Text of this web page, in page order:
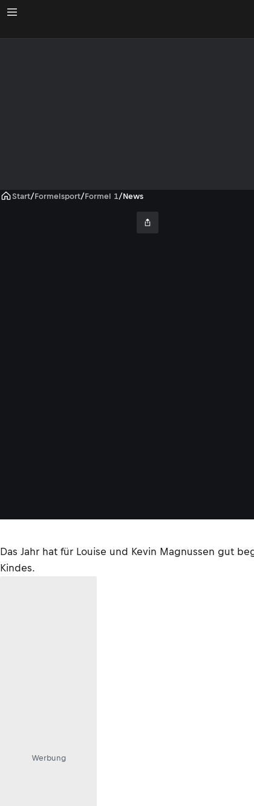
Start/Formelsport/Formel 1/News
Das Jahr hat für Louise und Kevin Magnussen gut
Kindes.
Werbung